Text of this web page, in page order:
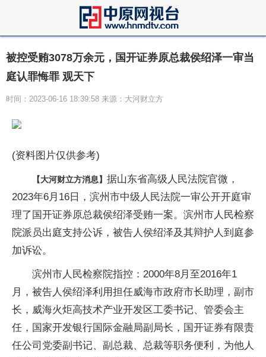
被控受贿3078万余元，国开证券原总裁侯绍泽一审当
庭认罪悔罪 观天下
时间：2023-06-16 18:39:58 来源：大河财立方
(资料图片仅供参考)
【大河财立方消息】 据山东省高级人民法院官微，
2023年6月16日，滨州市中级人民法院一审公开开庭审
理了国开证券原总裁侯绍泽受贿一案。滨州市人民检察
院派员出庭支持公诉，被告人侯绍泽及其辩护人到庭参
加诉讼。
滨州市人民检察院指控：2000年8月至2016年1
月，被告人侯绍泽利用担任威海市政府市长助理，副市
长，威海火炬高技术产业开发区工委书记、管委会主
任，国家开发银行国际金融局副局长，国开证券有限责
任公司党委副书记、副总裁、总裁等职务便利，为他人